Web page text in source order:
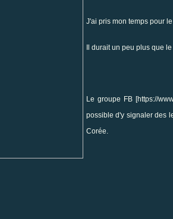
J'ai pris mon temps pour
Il durait un peu plus que
Le groupe FB [https://
possible d'y signaler des
Corée.